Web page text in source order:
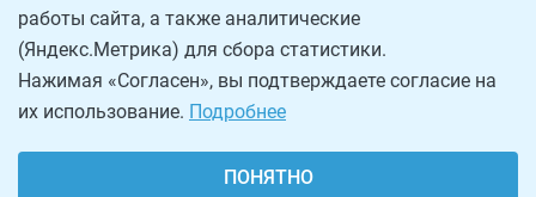
работы сайта, а также аналитические
(Яндекс.Метрика) для сбора статистики.
Нажимая «Согласен», вы подтверждаете согласие на
их использование. Подробнее
ПОНЯТНО